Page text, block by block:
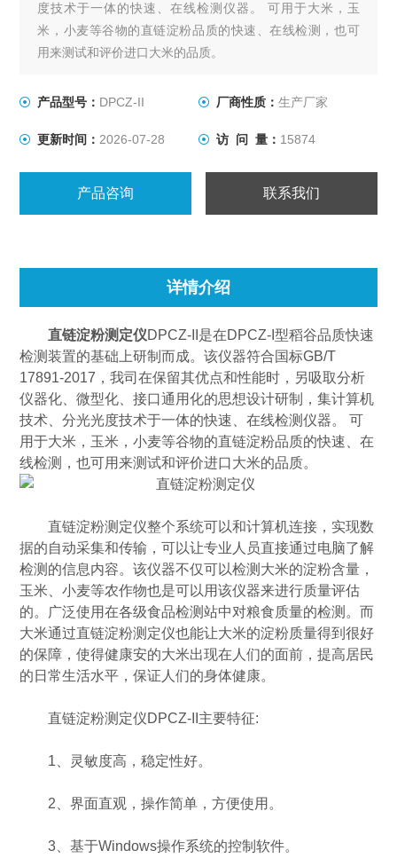
度技术于一体的快速、在线检测仪器。 可用于大米，玉
米，小麦等谷物的直链淀粉品质的快速、在线检测，也可
用来测试和评价进口大米的品质。
产品型号： DPCZ-II 厂商性质： 生产厂家
更新时间： 2026-07-28 访 问 量： 15874
产品咨询 联系我们
详情介绍
直链淀粉测定仪DPCZ-II是在DPCZ-I型稻谷品质快速
检测装置的基础上研制而成。该仪器符合国标GB/T
17891-2017，我司在保留其优点和性能时，另吸取分析
仪器化、微型化、接口通用化的思想设计研制，集计算机
技术、分光光度技术于一体的快速、在线检测仪器。 可
用于大米，玉米，小麦等谷物的直链淀粉品质的快速、在
线检测，也可用来测试和评价进口大米的品质。
直链淀粉测定仪整个系统可以和计算机连接，实现数
据的自动采集和传输，可以让专业人员直接通过电脑了解
检测的信息内容。该仪器不仅可以检测大米的淀粉含量，
玉米、小麦等农作物也是可以用该仪器来进行质量评估
的。广泛使用在各级食品检测站中对粮食质量的检测。而
大米通过直链淀粉测定仪也能让大米的淀粉质量得到很好
的保障，使得健康安的大米出现在人们的面前，提高居民
的日常生活水平，保证人们的身体健康。
直链淀粉测定仪DPCZ-II主要特征:
1、灵敏度高，稳定性好。
2、界面直观，操作简单，方便使用。
3、基于Windows操作系统的控制软件。